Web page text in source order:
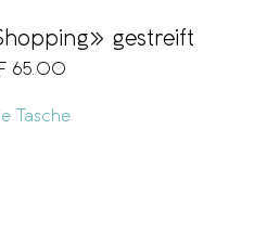
gestreift
65.00
Tasche